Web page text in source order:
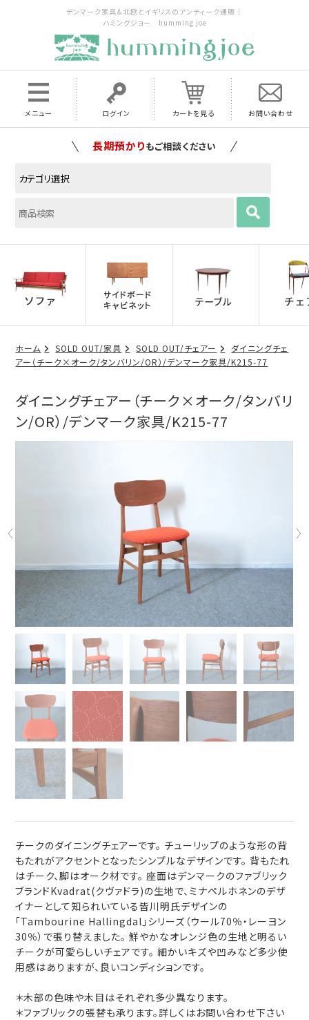
デンマーク家具＆北欧とイギリスのアンティーク通販｜
ハミングジョー humming joe
メニュー ログイン カートを見る お問い合わせ
家具の配送料は全国当店で負担いたします
ホーム SOLD OUT/家具 SOLD OUT/チェアー
ダイニングチェ
アー（チーク×オーク/タンバリン/OR）/デンマーク家具/K215-77
ダイニングチェアー（チーク×オーク/タンバリ
ン/OR）/デンマーク家具/K215-77
チークのダイニングチェアーです。 チューリップのような形の背
もたれがアクセントとなったシンプルなデザインです。 背もたれ
はチーク、脚はオーク材です。 座面はデンマークのファブリック
ブランドKvadrat(クヴァドラ)の生地で、ミナペルホネンのデザ
イナーとして知られいている皆川明氏デザインの
「Tambourine Hallingdal」シリーズ（ウール70％・レーヨン
30％）で張り替えました。 鮮やかなオレンジ色の生地と明るい
チークが可愛らしいチェアです。 細かいキズや凹みなど多少使
用感はありますが、良いコンディションです。
＊木部の色味や木目はそれぞれ多少異なります。
＊ファブリックの張替も承ります。詳しくはお問い合わせ下さい